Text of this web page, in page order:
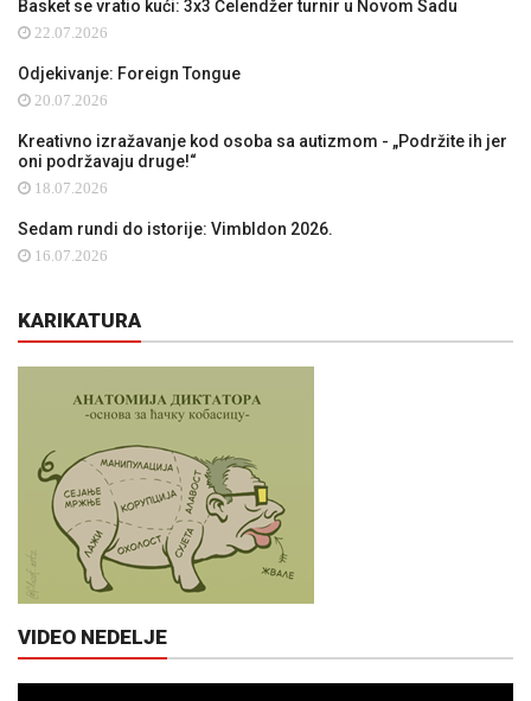
Basket se vratio kući: 3x3 Čelendžer turnir u Novom Sadu
22.07.2026
Odjekivanje: Foreign Tongue
20.07.2026
Kreativno izražavanje kod osoba sa autizmom - „Podržite ih jer
oni podržavaju druge!“
18.07.2026
Sedam rundi do istorije: Vimbldon 2026.
16.07.2026
KARIKATURA
VIDEO NEDELJE